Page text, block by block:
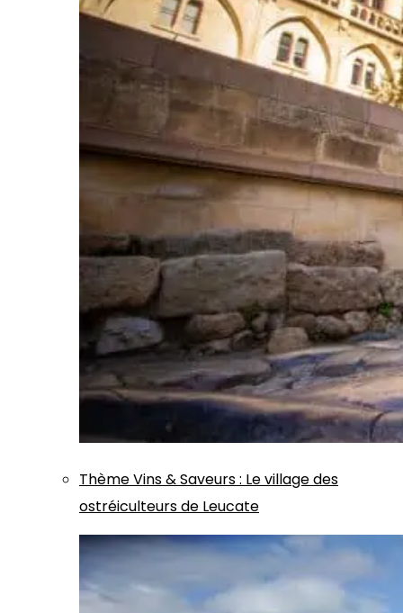
ThèmeVins & Saveurs: Le village des
ostréiculteurs de Leucate